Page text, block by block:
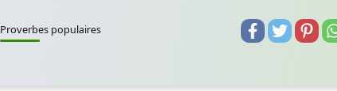
Proverbes populaires